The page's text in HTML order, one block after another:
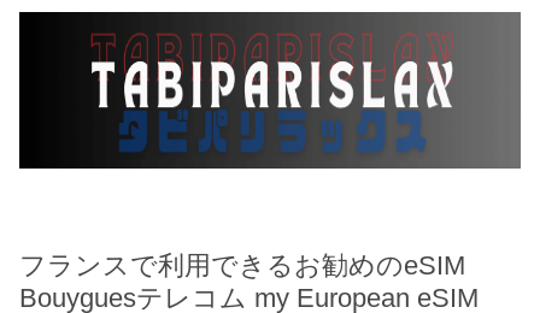
フランスで利用できるお勧めのeSIM
Bouyguesテレコム my European eSIM